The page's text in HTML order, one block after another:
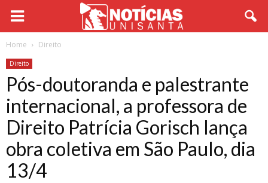
Home Direito
Direito
Pós-doutoranda e palestrante
internacional, a professora de
Direito Patrícia Gorisch lança
obra coletiva em São Paulo, dia
13/4